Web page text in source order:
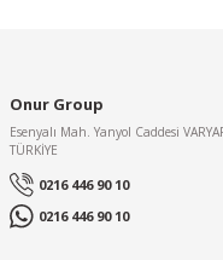
Onur Group
Esenyalı Mah. Yanyol Caddesi
TÜRKİYE
0216 446 90 10
0216 446 90 10